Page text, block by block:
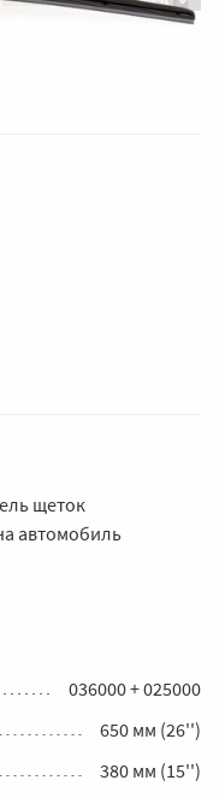
щеток
автомобиль
036000 + 025000
650 мм (26'')
380 мм (15'')